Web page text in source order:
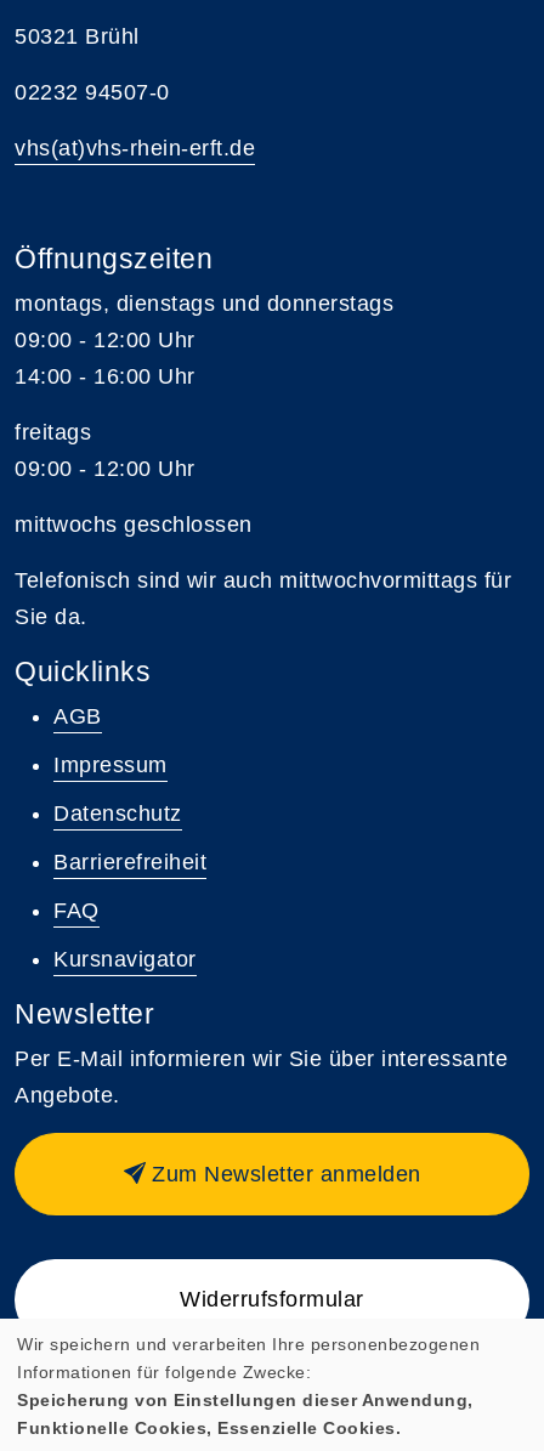
50321 Brühl
02232 94507-0
vhs(at)vhs-rhein-erft.de
Öffnungszeiten
montags, dienstags und donnerstags
09:00 - 12:00 Uhr
14:00 - 16:00 Uhr
freitags
09:00 - 12:00 Uhr
mittwochs geschlossen
Telefonisch sind wir auch mittwochvormittags für
Sie da.
Quicklinks
AGB
Impressum
Datenschutz
Barrierefreiheit
FAQ
Kursnavigator
Newsletter
Per E-Mail informieren wir Sie über interessante
Angebote.
Zum Newsletter anmelden
Widerrufsformular
Cookie Einstellungen
Wir speichern und verarbeiten Ihre personenbezogenen
Informationen für folgende Zwecke:
Speicherung von Einstellungen dieser Anwendung,
Funktionelle Cookies, Essenzielle Cookies.